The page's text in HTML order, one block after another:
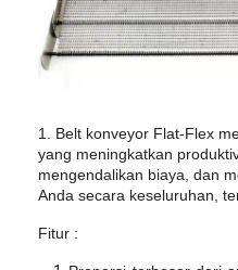
Rumah
Produk
Tentang kita
1. Belt konveyor Flat-Flex
yang meningkatkan
mengendalikan biaya, dan
Anda secara keseluruhan,
Fitur :